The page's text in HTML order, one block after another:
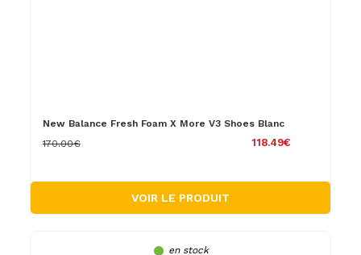
New Balance Fresh Foam X More V3 Shoes Blanc
118.49€
170.00€
VOIR LE PRODUIT
en stock